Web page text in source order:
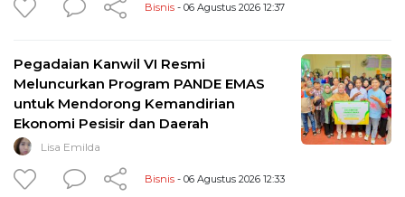
Bisnis - 06 Agustus 2026 12:37
Pegadaian Kanwil VI Resmi
Meluncurkan Program PANDE EMAS
untuk Mendorong Kemandirian
Ekonomi Pesisir dan Daerah
Lisa Emilda
Bisnis - 06 Agustus 2026 12:33